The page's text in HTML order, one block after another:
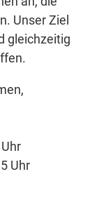
Unser Ziel
gleichzeitig
Uhr